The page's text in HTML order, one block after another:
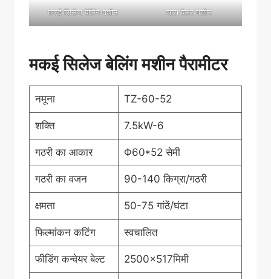
मकई सिलेज बेलिंग मशीन चारा बेलर मशीन
मकई सिलेज बेलिंग मशीन पैरामीटर
नमूना TZ-60-52
शक्ति 7.5kW-6
गठरी का आकार Φ60*52 सेमी
गठरी का वजन 90-140 किग्रा/गठरी
क्षमता 50-75 गांठें/घंटा
फिल्मांकन कटिंग स्वचालित
फीडिंग कन्वेयर बेल्ट 2500×517मिमी